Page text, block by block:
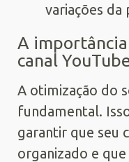
variações da
A
canal
A otimização do
fundamental.
garantir que seu
organizado e